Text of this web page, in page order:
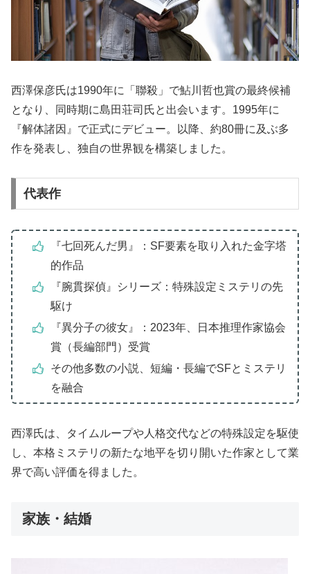
西澤保彦氏は1990年に「聯殺」で鮎川哲也賞の最終候補
となり、同時期に島田荘司氏と出会います。1995年に
『解体諸因』で正式にデビュー。以降、約80冊に及ぶ多
作を発表し、独自の世界観を構築しました。
代表作
『七回死んだ男』：SF要素を取り入れた金字塔
的作品
『腕貫探偵』シリーズ：特殊設定ミステリの先
駆け
『異分子の彼女』：2023年、日本推理作家協会
賞（長編部門）受賞
その他多数の小説、短編・長編でSFとミステリ
を融合
西澤氏は、タイムループや人格交代などの特殊設定を駆使
し、本格ミステリの新たな地平を切り開いた作家として業
界で高い評価を得ました。
家族・結婚